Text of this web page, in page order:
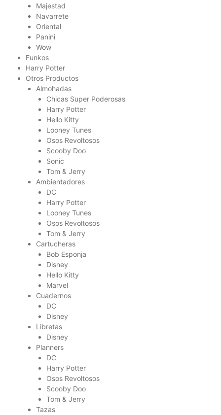
Majestad
Navarrete
Oriental
Panini
Wow
Funkos
Harry Potter
Otros Productos
Almohadas
Chicas Super Poderosas
Harry Potter
Hello Kitty
Looney Tunes
Osos Revoltosos
Scooby Doo
Sonic
Tom & Jerry
Ambientadores
DC
Harry Potter
Looney Tunes
Osos Revoltosos
Tom & Jerry
Cartucheras
Bob Esponja
Disney
Hello Kitty
Marvel
Cuadernos
DC
Disney
Libretas
Disney
Planners
DC
Harry Potter
Osos Revoltosos
Scooby Doo
Tom & Jerry
Tazas